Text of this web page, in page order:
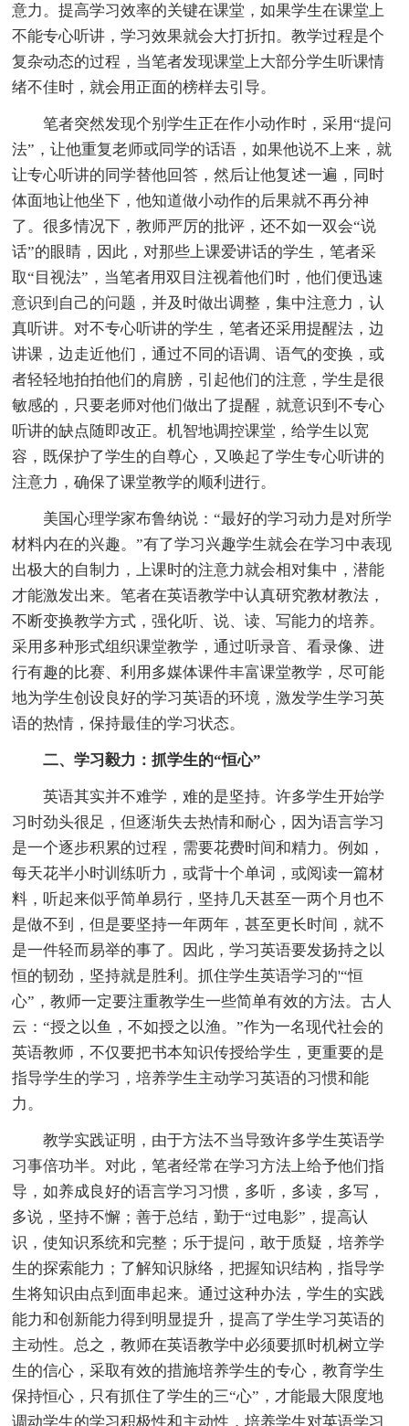
意力。提高学习效率的关键在课堂，如果学生在课堂上
不能专心听讲，学习效果就会大打折扣。教学过程是个
复杂动态的过程，当笔者发现课堂上大部分学生听课情
绪不佳时，就会用正面的榜样去引导。
笔者突然发现个别学生正在作小动作时，采用“提问
法”，让他重复老师或同学的话语，如果他说不上来，就
让专心听讲的同学替他回答，然后让他复述一遍，同时
体面地让他坐下，他知道做小动作的后果就不再分神
了。很多情况下，教师严厉的批评，还不如一双会“说
话”的眼睛，因此，对那些上课爱讲话的学生，笔者采
取“目视法”，当笔者用双目注视着他们时，他们便迅速
意识到自己的问题，并及时做出调整，集中注意力，认
真听讲。对不专心听讲的学生，笔者还采用提醒法，边
讲课，边走近他们，通过不同的语调、语气的变换，或
者轻轻地拍拍他们的肩膀，引起他们的注意，学生是很
敏感的，只要老师对他们做出了提醒，就意识到不专心
听讲的缺点随即改正。机智地调控课堂，给学生以宽
容，既保护了学生的自尊心，又唤起了学生专心听讲的
注意力，确保了课堂教学的顺利进行。
美国心理学家布鲁纳说：“最好的学习动力是对所学
材料内在的兴趣。”有了学习兴趣学生就会在学习中表现
出极大的自制力，上课时的注意力就会相对集中，潜能
才能激发出来。笔者在英语教学中认真研究教材教法，
不断变换教学方式，强化听、说、读、写能力的培养。
采用多种形式组织课堂教学，通过听录音、看录像、进
行有趣的比赛、利用多媒体课件丰富课堂教学，尽可能
地为学生创设良好的学习英语的环境，激发学生学习英
语的热情，保持最佳的学习状态。
二、学习毅力：抓学生的“恒心”
英语其实并不难学，难的是坚持。许多学生开始学
习时劲头很足，但逐渐失去热情和耐心，因为语言学习
是一个逐步积累的过程，需要花费时间和精力。例如，
每天花半小时训练听力，或背十个单词，或阅读一篇材
料，听起来似乎简单易行，坚持几天甚至一两个月也不
是做不到，但是要坚持一年两年，甚至更长时间，就不
是一件轻而易举的事了。因此，学习英语要发扬持之以
恒的韧劲，坚持就是胜利。抓住学生英语学习的'“恒
心”，教师一定要注重教学生一些简单有效的方法。古人
云：“授之以鱼，不如授之以渔。”作为一名现代社会的
英语教师，不仅要把书本知识传授给学生，更重要的是
指导学生的学习，培养学生主动学习英语的习惯和能
力。
教学实践证明，由于方法不当导致许多学生英语学
习事倍功半。对此，笔者经常在学习方法上给予他们指
导，如养成良好的语言学习习惯，多听，多读，多写，
多说，坚持不懈；善于总结，勤于“过电影”，提高认
识，使知识系统和完整；乐于提问，敢于质疑，培养学
生的探索能力；了解知识脉络，把握知识结构，指导学
生将知识由点到面串起来。通过这种办法，学生的实践
能力和创新能力得到明显提升，提高了学生学习英语的
主动性。总之，教师在英语教学中必须要抓时机树立学
生的信心，采取有效的措施培养学生的专心，教育学生
保持恒心，只有抓住了学生的三“心”，才能最大限度地
调动学生的学习积极性和主动性，培养学生对英语学习